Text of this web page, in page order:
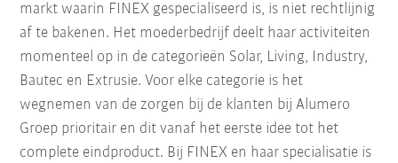
markt waarin FINEX gespecialiseerd is, is niet rechtlijnig
af te bakenen. Het moederbedrijf deelt haar activiteiten
momenteel op in de categorieën Solar, Living, Industry,
Bautec en Extrusie. Voor elke categorie is het
wegnemen van de zorgen bij de klanten bij Alumero
Groep prioritair en dit vanaf het eerste idee tot het
complete eindproduct. Bij FINEX en haar specialisatie is